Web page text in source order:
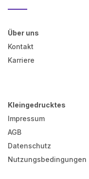
Über uns
Kontakt
Karriere
Kleingedrucktes
Impressum
AGB
Datenschutz
Nutzungsbedingungen